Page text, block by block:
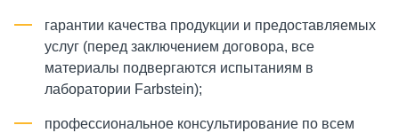
гарантии качества продукции и предоставляемых
услуг (перед заключением договора, все
материалы подвергаются испытаниям в
лаборатории Farbstein);
профессиональное консультирование по всем